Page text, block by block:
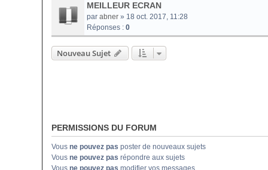
MEILLEUR ECRAN
par abner » 18 oct. 2017, 11:28
Réponses : 0
Nouveau Sujet
PERMISSIONS DU FORUM
Vous ne pouvez pas poster de nouveaux sujets
Vous ne pouvez pas répondre aux sujets
Vous ne pouvez pas modifier vos messages